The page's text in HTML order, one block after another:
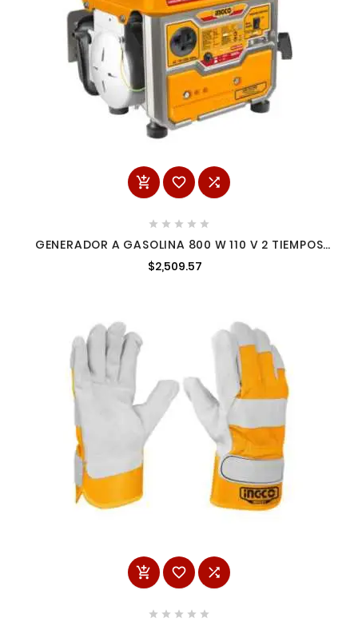
  
    
GENERADOR A GASOLINA 800 W 110 V 2 TIEMPOS
INGCO UGE8002
$2,509.57
  
    